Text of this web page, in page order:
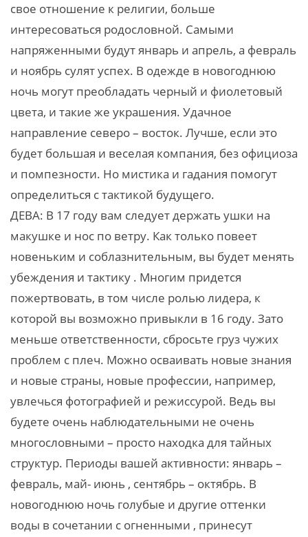
свое отношение к религии, больше
интересоваться родословной. Самыми
напряженными будут январь и апрель, а февраль
и ноябрь сулят успех. В одежде в новогоднюю
ночь могут преобладать черный и фиолетовый
цвета, и такие же украшения. Удачное
направление северо – восток. Лучше, если это
будет большая и веселая компания, без официоза
и помпезности. Но мистика и гадания помогут
определиться с тактикой будущего.
ДЕВА: В 17 году вам следует держать ушки на
макушке и нос по ветру. Как только повеет
новеньким и соблазнительным, вы будет менять
убеждения и тактику . Многим придется
пожертвовать, в том числе ролью лидера, к
которой вы возможно привыкли в 16 году. Зато
меньше ответственности, сбросьте груз чужих
проблем с плеч. Можно осваивать новые знания
и новые страны, новые профессии, например,
увлечься фотографией и режиссурой. Ведь вы
будете очень наблюдательными не очень
многословными – просто находка для тайных
структур. Периоды вашей активности: январь –
февраль, май- июнь , сентябрь – октябрь. В
новогоднюю ночь голубые и другие оттенки
воды в сочетании с огненными , принесут